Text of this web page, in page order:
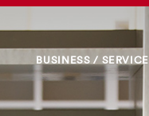
BUSINESS / SERVICE